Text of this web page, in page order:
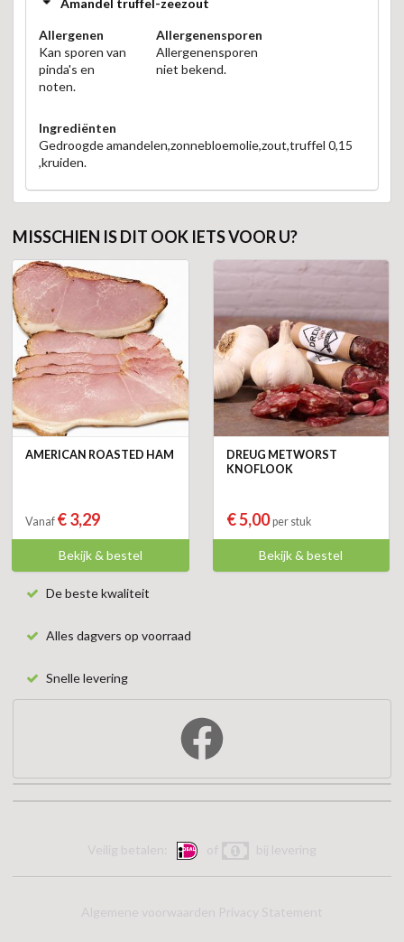
Amandel truffel-zeezout
Allergenen
Kan sporen van
pinda's en
noten.
Allergenensporen
Allergenensporen
niet bekend.
Ingrediënten
Gedroogde amandelen,zonnebloemolie,zout,truffel 0,15
,kruiden.
MISSCHIEN IS DIT OOK IETS VOOR U?
AMERICAN ROASTED HAM
Vanaf € 3,29
Bekijk & bestel
DREUG METWORST
KNOFLOOK
€ 5,00per stuk
Bekijk & bestel
De beste kwaliteit
Alles dagvers op voorraad
Snelle levering
Veilig betalen: of bij levering
Algemene voorwaarden Privacy Statement